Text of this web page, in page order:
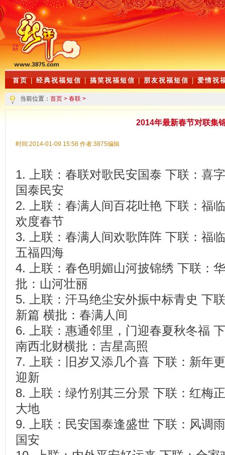
首页 | 经典祝福短信 | 搞笑祝福短信 | 朋友祝福短信 | 爱情祝
当前位置： 首页 > 春联 >
2014年最新春节对联集
时间:2014-01-09 15:58 作者:3875编辑
1. 上联：春联对歌民安国泰 下联：喜
国泰民安
2. 上联：春满人间百花吐艳 下联：福
欢度春节
3. 上联：春满人间欢歌阵阵 下联：福
五福四海
4. 上联：春色明媚山河披锦绣 下联：
批：山河壮丽
5. 上联：汗马绝尘安外振中标青史 下
新篇 横批：春满人间
6. 上联：惠通邻里，门迎春夏秋冬福
南西北财横批：吉星高照
7. 上联：旧岁又添几个喜 下联：新年
迎新
8. 上联：绿竹别其三分景 下联：红梅
大地
9. 上联：民安国泰逢盛世 下联：风调
国安